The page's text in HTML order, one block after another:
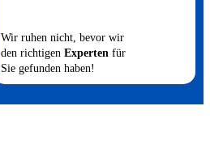
Wir ruhen nicht, bevor wir
den richtigen Experten für
Sie gefunden haben!